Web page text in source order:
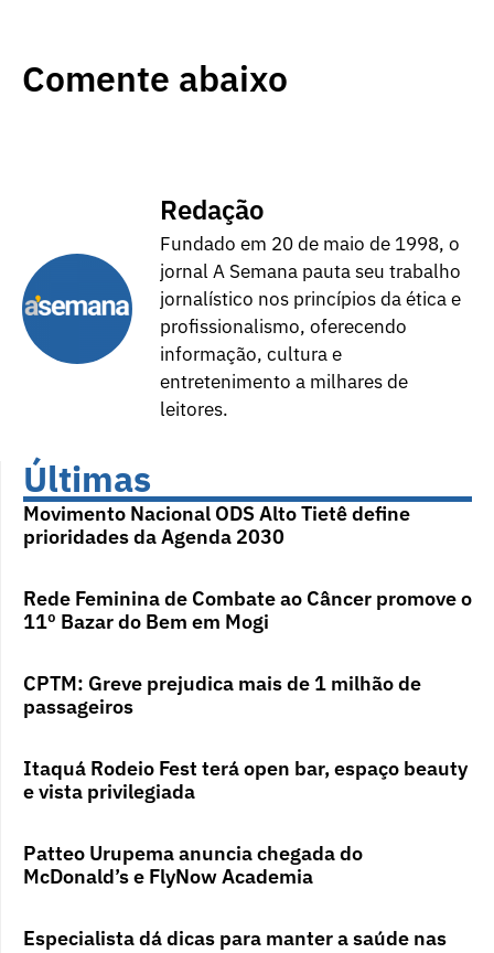
Comente abaixo
Redação
Fundado em 20 de maio de 1998, o
jornal A Semana pauta seu trabalho
jornalístico nos princípios da ética e
profissionalismo, oferecendo
informação, cultura e
entretenimento a milhares de
leitores.
Últimas
Movimento Nacional ODS Alto Tietê define
prioridades da Agenda 2030
Rede Feminina de Combate ao Câncer promove o
11º Bazar do Bem em Mogi
CPTM: Greve prejudica mais de 1 milhão de
passageiros
Itaquá Rodeio Fest terá open bar, espaço beauty
e vista privilegiada
Patteo Urupema anuncia chegada do
McDonald’s e FlyNow Academia
Especialista dá dicas para manter a saúde nas